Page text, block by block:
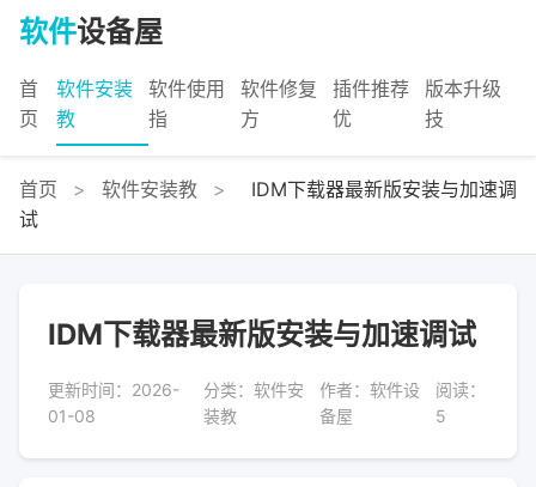
软件设备屋
首
页
软件安装
教
软件使用
指
软件修复
方
插件推荐
优
版本升级
技
首页 > 软件安装教 >
IDM下载器最新版安装与加速调
试
IDM下载器最新版安装与加速调试
更新时间：2026-
01-08
分类：软件安
装教
作者：软件设
备屋
阅读：
5